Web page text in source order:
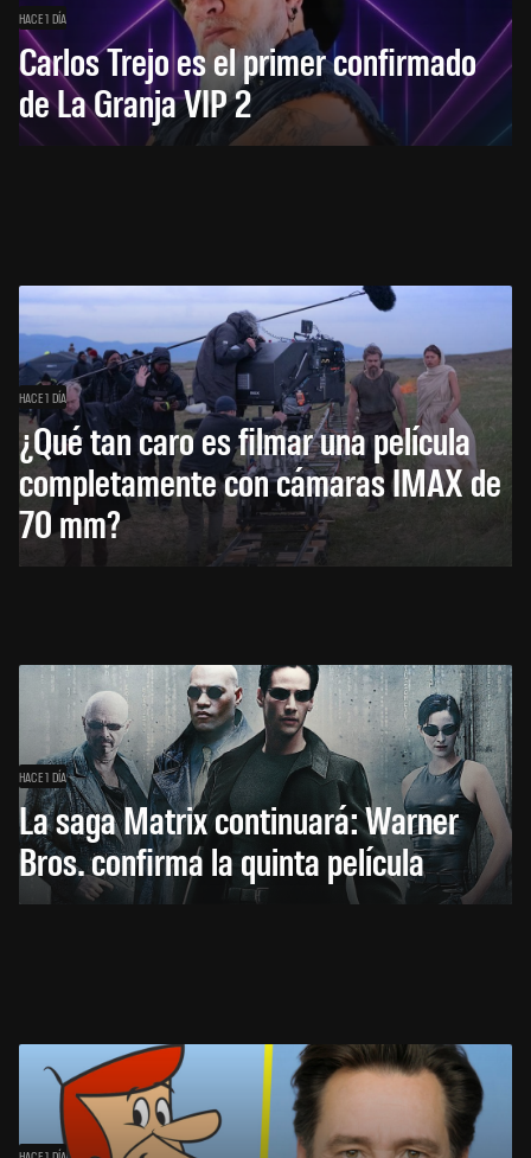
HACE 1 DÍA
Carlos Trejo es el primer confirmado
de La Granja VIP 2
HACE 1 DÍA
¿Qué tan caro es filmar una película
completamente con cámaras IMAX de
70 mm?
HACE 1 DÍA
La saga Matrix continuará: Warner
Bros. confirma la quinta película